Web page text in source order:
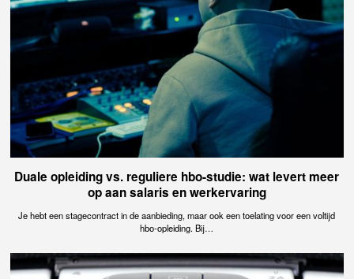
Duale opleiding vs. reguliere hbo-studie: wat levert meer
op aan salaris en werkervaring
Je hebt een stagecontract in de aanbieding, maar ook een toelating voor een voltijd
hbo-opleiding. Bij…